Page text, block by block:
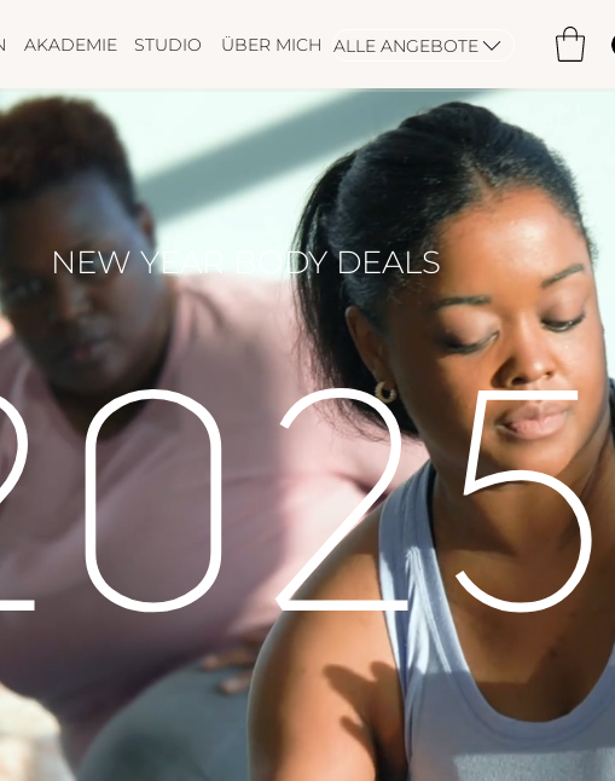
AKADEMIE STUDIO ÜBER MICH ALLE ANGEBOTE
NEW YEAR BODY DEALS